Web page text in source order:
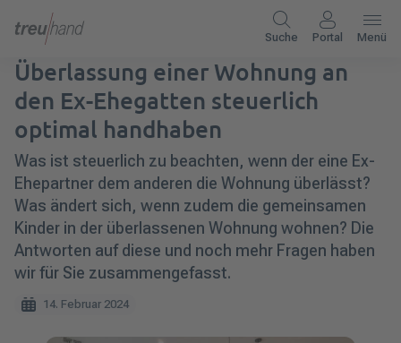
Suche Portal Menü
Überlassung einer Wohnung an
den Ex-Ehegatten steuerlich
optimal handhaben
Was ist steuerlich zu beachten, wenn der eine Ex-
Ehepartner dem anderen die Wohnung überlässt?
Was ändert sich, wenn zudem die gemeinsamen
Kinder in der überlassenen Wohnung wohnen? Die
Antworten auf diese und noch mehr Fragen haben
wir für Sie zusammengefasst.
14. Februar 2024